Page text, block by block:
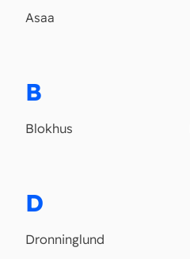
Asaa
B
Blokhus
D
Dronninglund